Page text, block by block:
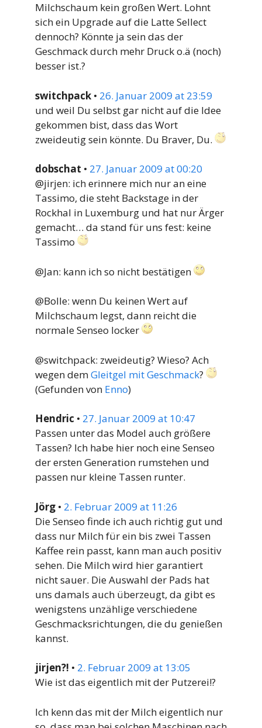
Milchschaum kein großen Wert. Lohnt
sich ein Upgrade auf die Latte Sellect
dennoch? Könnte ja sein das der
Geschmack durch mehr Druck o.ä (noch)
besser ist.?
switchpack • 26. Januar 2009 at 23:59
und weil Du selbst gar nicht auf die Idee
gekommen bist, dass das Wort
zweideutig sein könnte. Du Braver, Du.
dobschat • 27. Januar 2009 at 00:20
@jirjen: ich erinnere mich nur an eine
Tassimo, die steht Backstage in der
Rockhal in Luxemburg und hat nur Ärger
gemacht… da stand für uns fest: keine
Tassimo
@Jan: kann ich so nicht bestätigen
@Bolle: wenn Du keinen Wert auf
Milchschaum legst, dann reicht die
normale Senseo locker
@switchpack: zweideutig? Wieso? Ach
wegen demGleitgel mit Geschmack?
(Gefunden von Enno)
Hendric • 27. Januar 2009 at 10:47
Passen unter das Model auch größere
Tassen? Ich habe hier noch eine Senseo
der ersten Generation rumstehen und
passen nur kleine Tassen runter.
Jörg • 2. Februar 2009 at 11:26
Die Senseo finde ich auch richtig gut und
dass nur Milch für ein bis zwei Tassen
Kaffee rein passt, kann man auch positiv
sehen. Die Milch wird hier garantiert
nicht sauer. Die Auswahl der Pads hat
uns damals auch überzeugt, da gibt es
wenigstens unzählige verschiedene
Geschmacksrichtungen, die du genießen
kannst.
jirjen?! • 2. Februar 2009 at 13:05
Wie ist das eigentlich mit der Putzerei!?
Ich kenn das mit der Milch eigentlich nur